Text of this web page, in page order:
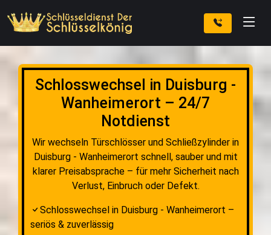
Schlosswechsel in Duisburg -
Wanheimerort – 24/7
Notdienst
Wir wechseln Türschlösser und Schließzylinder in
Duisburg - Wanheimerort schnell, sauber und mit
klarer Preisabsprache – für mehr Sicherheit nach
Verlust, Einbruch oder Defekt.
Schlosswechsel in Duisburg - Wanheimerort –
seriös & zuverlässig